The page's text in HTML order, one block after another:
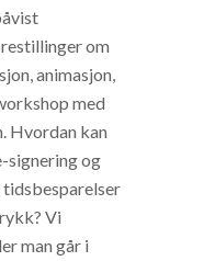
om
animasjon,
med
Hvordan kan
signering og
Vi
man går i